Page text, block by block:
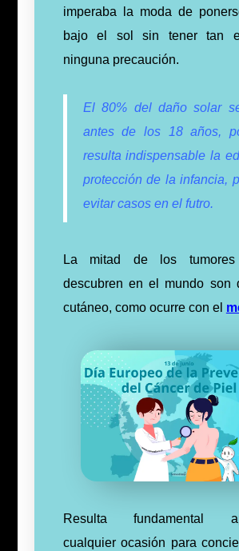
imperaba la moda de
bajo el sol sin tener tan
ninguna precaución.
El 80% del daño solar
antes de los 18 años,
resulta indispensable la
protección de la infancia,
evitar casos en el futro.
La mitad de los
descubren en el mundo son
cutáneo, como ocurre con el
Resulta fundamental
cualquier ocasión para